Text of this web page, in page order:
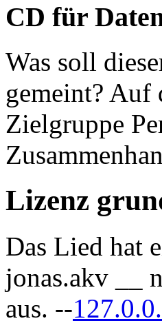
CD für
Was soll
gemeint? Auf
Zielgruppe
Lizenz
Das Lied hat
jonas.akv __
aus. --